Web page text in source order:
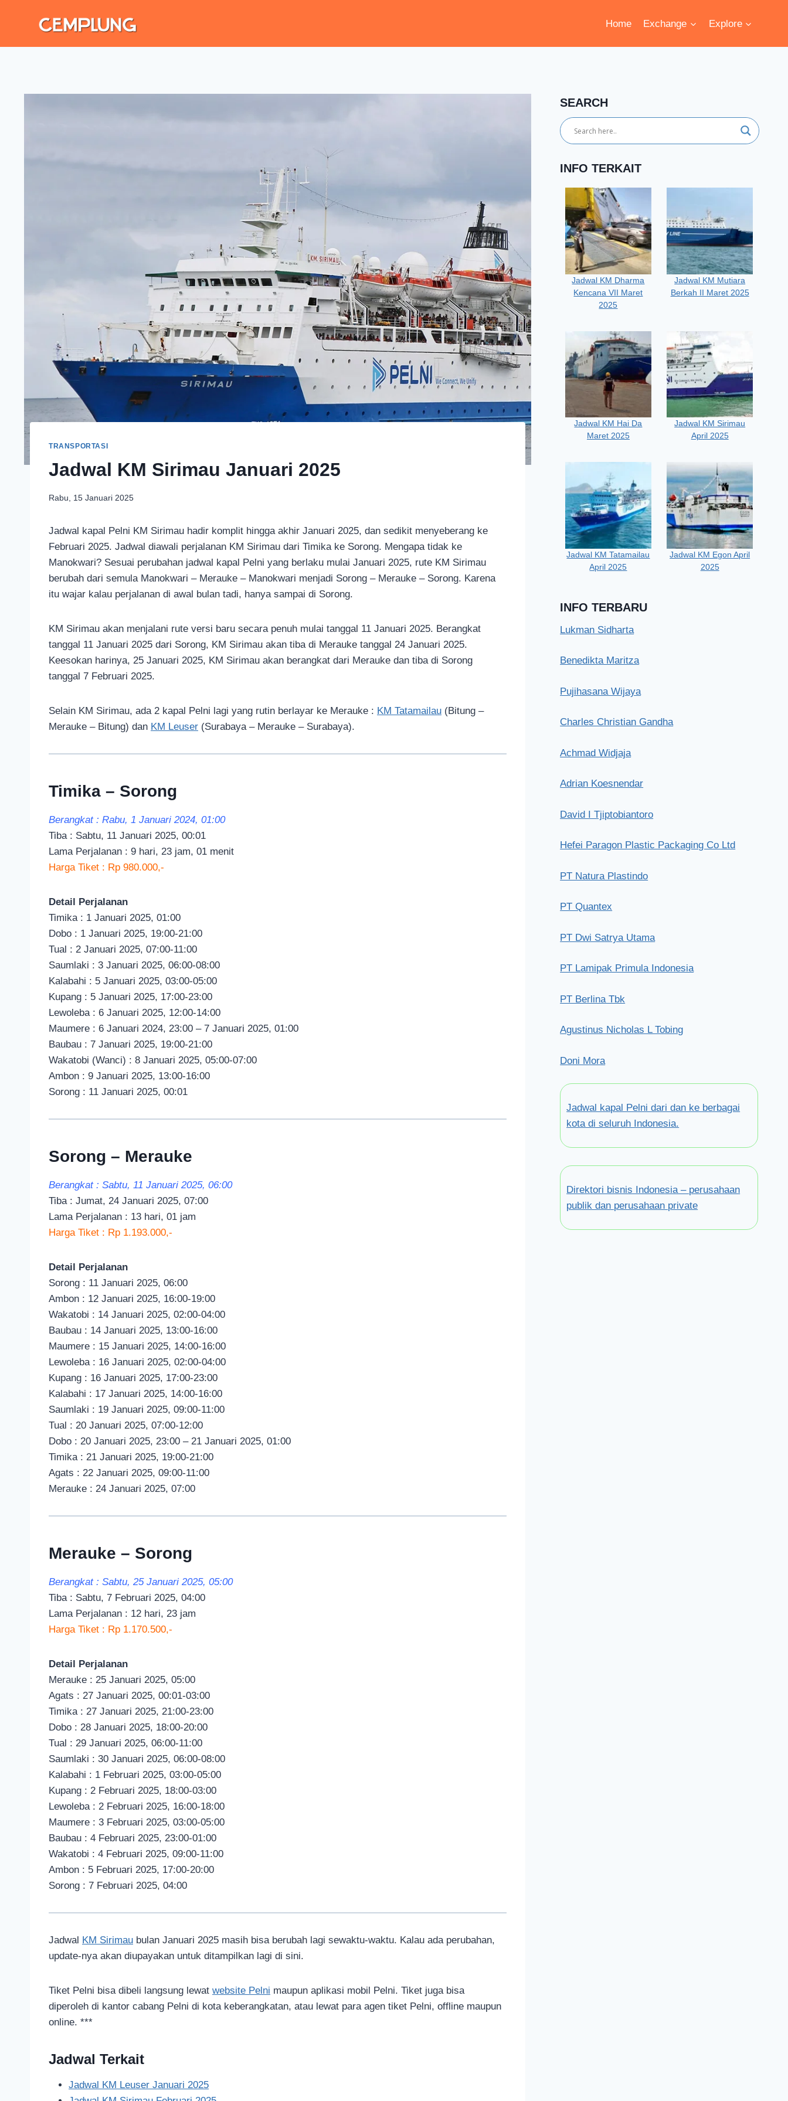
Home Exchange Explore
TRANSPORTASI
Jadwal KM Sirimau Januari 2025
Rabu, 15 Januari 2025
Jadwal kapal Pelni KM Sirimau hadir komplit hingga akhir Januari 2025, dan sedikit menyeberang ke
Februari 2025. Jadwal diawali perjalanan KM Sirimau dari Timika ke Sorong. Mengapa tidak ke
Manokwari? Sesuai perubahan jadwal kapal Pelni yang berlaku mulai Januari 2025, rute KM Sirimau
berubah dari semula Manokwari – Merauke – Manokwari menjadi Sorong – Merauke – Sorong. Karena
itu wajar kalau perjalanan di awal bulan tadi, hanya sampai di Sorong.
KM Sirimau akan menjalani rute versi baru secara penuh mulai tanggal 11 Januari 2025. Berangkat
tanggal 11 Januari 2025 dari Sorong, KM Sirimau akan tiba di Merauke tanggal 24 Januari 2025.
Keesokan harinya, 25 Januari 2025, KM Sirimau akan berangkat dari Merauke dan tiba di Sorong
tanggal 7 Februari 2025.
Selain KM Sirimau, ada 2 kapal Pelni lagi yang rutin berlayar ke Merauke : KM Tatamailau (Bitung –
Merauke – Bitung) dan KM Leuser (Surabaya – Merauke – Surabaya).
Timika – Sorong
Berangkat : Rabu, 1 Januari 2024, 01:00
Tiba : Sabtu, 11 Januari 2025, 00:01
Lama Perjalanan : 9 hari, 23 jam, 01 menit
Harga Tiket : Rp 980.000,-
Detail Perjalanan
Timika : 1 Januari 2025, 01:00
Dobo : 1 Januari 2025, 19:00-21:00
Tual : 2 Januari 2025, 07:00-11:00
Saumlaki : 3 Januari 2025, 06:00-08:00
Kalabahi : 5 Januari 2025, 03:00-05:00
Kupang : 5 Januari 2025, 17:00-23:00
Lewoleba : 6 Januari 2025, 12:00-14:00
Maumere : 6 Januari 2024, 23:00 – 7 Januari 2025, 01:00
Baubau : 7 Januari 2025, 19:00-21:00
Wakatobi (Wanci) : 8 Januari 2025, 05:00-07:00
Ambon : 9 Januari 2025, 13:00-16:00
Sorong : 11 Januari 2025, 00:01
Sorong – Merauke
Berangkat : Sabtu, 11 Januari 2025, 06:00
Tiba : Jumat, 24 Januari 2025, 07:00
Lama Perjalanan : 13 hari, 01 jam
Harga Tiket : Rp 1.193.000,-
Detail Perjalanan
Sorong : 11 Januari 2025, 06:00
Ambon : 12 Januari 2025, 16:00-19:00
Wakatobi : 14 Januari 2025, 02:00-04:00
Baubau : 14 Januari 2025, 13:00-16:00
Maumere : 15 Januari 2025, 14:00-16:00
Lewoleba : 16 Januari 2025, 02:00-04:00
Kupang : 16 Januari 2025, 17:00-23:00
Kalabahi : 17 Januari 2025, 14:00-16:00
Saumlaki : 19 Januari 2025, 09:00-11:00
Tual : 20 Januari 2025, 07:00-12:00
Dobo : 20 Januari 2025, 23:00 – 21 Januari 2025, 01:00
Timika : 21 Januari 2025, 19:00-21:00
Agats : 22 Januari 2025, 09:00-11:00
Merauke : 24 Januari 2025, 07:00
Merauke – Sorong
Berangkat : Sabtu, 25 Januari 2025, 05:00
Tiba : Sabtu, 7 Februari 2025, 04:00
Lama Perjalanan : 12 hari, 23 jam
Harga Tiket : Rp 1.170.500,-
Detail Perjalanan
Merauke : 25 Januari 2025, 05:00
Agats : 27 Januari 2025, 00:01-03:00
Timika : 27 Januari 2025, 21:00-23:00
Dobo : 28 Januari 2025, 18:00-20:00
Tual : 29 Januari 2025, 06:00-11:00
Saumlaki : 30 Januari 2025, 06:00-08:00
Kalabahi : 1 Februari 2025, 03:00-05:00
Kupang : 2 Februari 2025, 18:00-03:00
Lewoleba : 2 Februari 2025, 16:00-18:00
Maumere : 3 Februari 2025, 03:00-05:00
Baubau : 4 Februari 2025, 23:00-01:00
Wakatobi : 4 Februari 2025, 09:00-11:00
Ambon : 5 Februari 2025, 17:00-20:00
Sorong : 7 Februari 2025, 04:00
Jadwal KM Sirimau bulan Januari 2025 masih bisa berubah lagi sewaktu-waktu. Kalau ada perubahan,
update-nya akan diupayakan untuk ditampilkan lagi di sini.
Tiket Pelni bisa dibeli langsung lewat website Pelni maupun aplikasi mobil Pelni. Tiket juga bisa
diperoleh di kantor cabang Pelni di kota keberangkatan, atau lewat para agen tiket Pelni, offline maupun
online. ***
Jadwal Terkait
Jadwal KM Leuser Januari 2025
SEARCH
INFO TERKAIT
Jadwal KM Dharma
Kencana VII Maret
2025
Jadwal KM Mutiara
Berkah II Maret 2025
Jadwal KM Hai Da
Maret 2025
Jadwal KM Sirimau
April 2025
Jadwal KM Tatamailau
April 2025
Jadwal KM Egon April
2025
INFO TERBARU
Lukman Sidharta
Benedikta Maritza
Pujihasana Wijaya
Charles Christian Gandha
Achmad Widjaja
Adrian Koesnendar
David I Tjiptobiantoro
Hefei Paragon Plastic Packaging Co Ltd
PT Natura Plastindo
PT Quantex
PT Dwi Satrya Utama
PT Lamipak Primula Indonesia
PT Berlina Tbk
Agustinus Nicholas L Tobing
Doni Mora
Jadwal kapal Pelni dari dan ke berbagai
kota di seluruh Indonesia.
Direktori bisnis Indonesia – perusahaan
publik dan perusahaan private